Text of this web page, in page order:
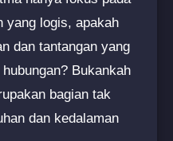
yang logis, apakah
dan tantangan yang
Bukankah
bagian tak
dan kedalaman